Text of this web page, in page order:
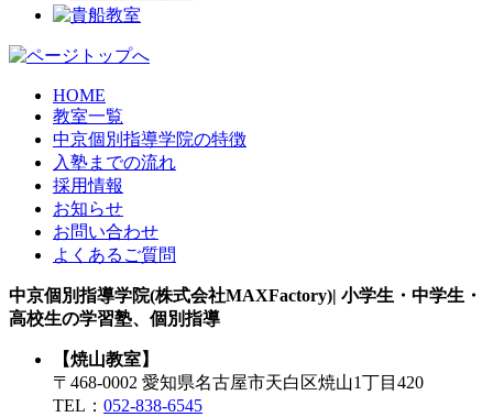
HOME
教室一覧
中京個別指導学院の特徴
入塾までの流れ
採用情報
お知らせ
お問い合わせ
よくあるご質問
中京個別指導学院(株式会社MAXFactory)| 小学生・中学生・
高校生の学習塾、個別指導
【焼山教室】
〒468-0002 愛知県名古屋市天白区焼山1丁目420
TEL： 052-838-6545